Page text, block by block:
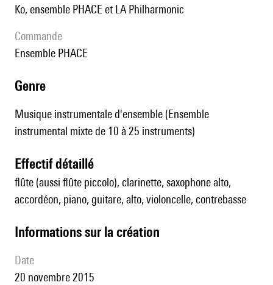
Ko, ensemble PHACE et LA Philharmonic
Commande
Ensemble PHACE
genre
Musique instrumentale d'ensemble (Ensemble
instrumental mixte de 10 à 25 instruments)
effectif détaillé
flûte (aussi flûte piccolo), clarinette, saxophone alto,
accordéon, piano, guitare, alto, violoncelle, contrebasse
informations sur la création
date
20 novembre 2015